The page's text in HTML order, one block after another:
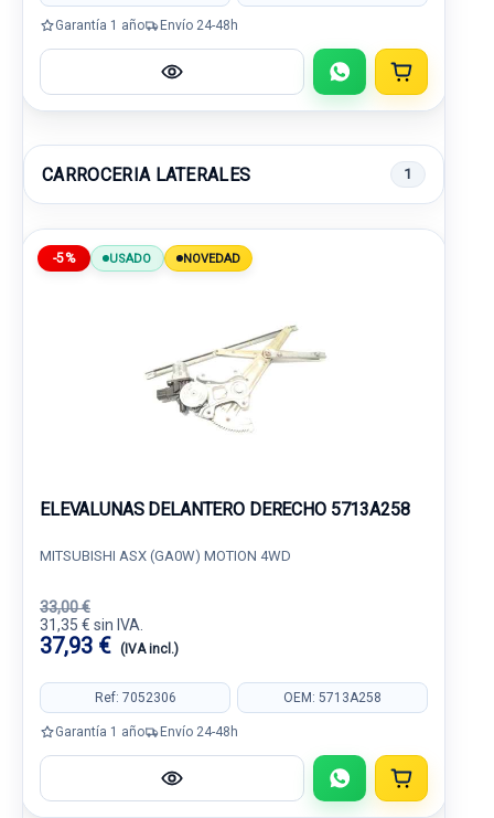
Garantía 1 año Envío 24-48h
CARROCERIA LATERALES 1
-5% USADO NOVEDAD
ELEVALUNAS DELANTERO DERECHO 5713A258
MITSUBISHI ASX (GA0W) MOTION 4WD
33,00 €
31,35 € sin IVA.
37,93 € (IVA incl.)
Ref: 7052306 OEM: 5713A258
Garantía 1 año Envío 24-48h